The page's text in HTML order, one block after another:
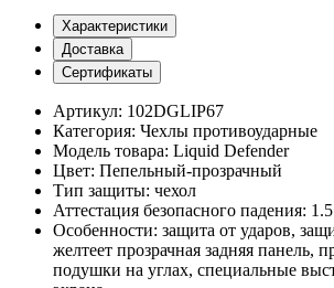
Характеристики
Доставка
Сертификаты
Артикул: 102DGLIP67
Категория: Чехлы противоударные
Модель товара: Liquid Defender
Цвет: Пепельный-прозрачный
Тип защиты: чехол
Аттестация безопасного падения:
Особенности: защита от ударов,
желтеет прозрачная задняя панель,
подушки на углах, специальные